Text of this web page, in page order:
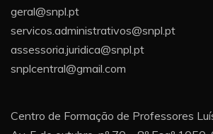
geral@snpl.pt
servicos.administrativos@snpl.pt
assessoria.juridica@snpl.pt
snplcentral@gmail.com
Centro de Formação de Professores